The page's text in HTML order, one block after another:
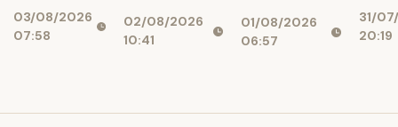
noi îi
așteaptă
intra în
03/08/2026
07:58
și bănci,
afectați de
02/08/2026
10:41
prăpastiei
financiare
01/08/2026
06:57
31/
20:19